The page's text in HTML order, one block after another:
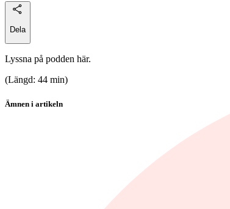
Dela
Lyssna på podden här.
(Längd: 44 min)
Ämnen i artikeln